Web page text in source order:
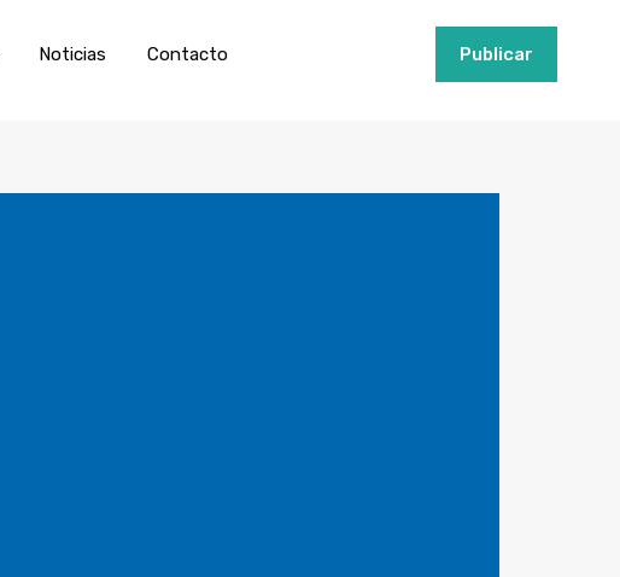
Servicios Invertir Publicar
Noticias Contacto Publicar